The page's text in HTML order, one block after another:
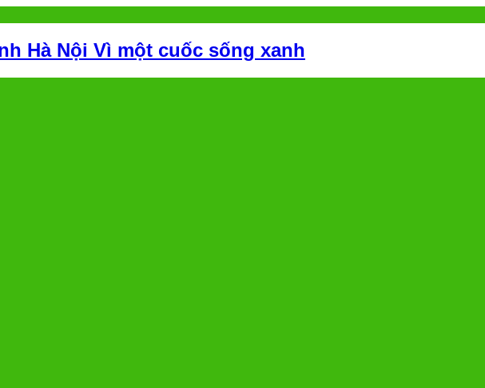
Hà Nội Vì một cuốc sống xanh